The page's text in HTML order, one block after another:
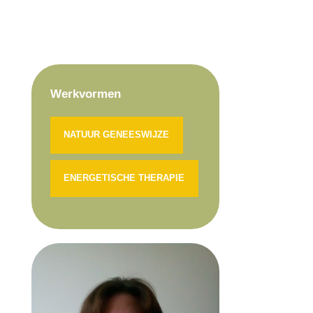
Werkvormen
NATUUR GENEESWIJZE
ENERGETISCHE THERAPIE